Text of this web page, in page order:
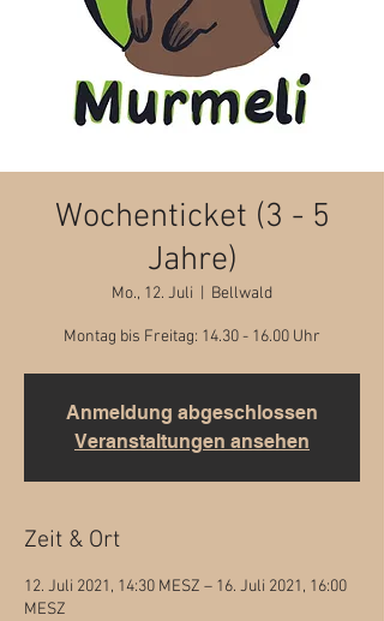
Wochenticket (3 - 5
Jahre)
Mo., 12. Juli Bellwald
Montag bis Freitag: 14.30 - 16.00 Uhr
Anmeldung abgeschlossen
Veranstaltungen ansehen
Zeit & Ort
12. Juli 2021, 14:30 MESZ – 16. Juli 2021, 16:00
MESZ